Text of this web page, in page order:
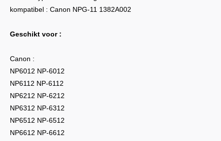
kompatibel : Canon NPG-11 1382A002
Geschikt voor :
Canon :
NP6012 NP-6012
NP6112 NP-6112
NP6212 NP-6212
NP6312 NP-6312
NP6512 NP-6512
NP6612 NP-6612